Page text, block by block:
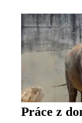
Práce z